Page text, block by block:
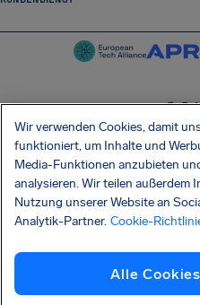
ERHALTEN SIE
Allgemeinen Geschäftsbedingungen
Barrierefreiheit
Wir verwenden Cookies, damit
funktioniert, um Inhalte und
Media-Funktionen anzubieten
analysieren. Wir teilen außerdem
Nutzung unserer Website an
Analytik-Partner. Cookie-
Alle